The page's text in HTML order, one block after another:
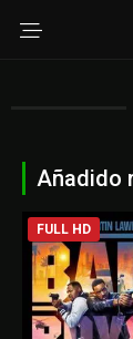
Añadido
FULL HD